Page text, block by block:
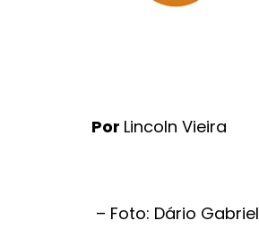
Por Lincoln Vieira
– Foto: Dário Gabriel